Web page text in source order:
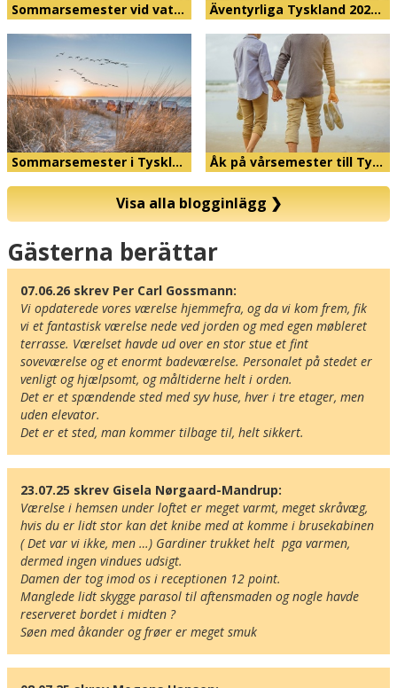
Sommarsemester vid vat… Äventyrliga Tyskland 202…
Sommarsemester i Tyskl… Åk på vårsemester till Ty…
Visa alla blogginlägg❯
Karta
Gästerna berättar
07.06.26 skrev Per Carl Gossmann:
Vi opdaterede vores værelse hjemmefra, og da vi kom frem, fik
vi et fantastisk værelse nede ved jorden og med egen møbleret
terrasse. Værelset havde ud over en stor stue et fint
soveværelse og et enormt badeværelse. Personalet på stedet er
venligt og hjælpsomt, og måltiderne helt i orden.
Det er et spændende sted med syv huse, hver i tre etager, men
uden elevator.
Det er et sted, man kommer tilbage til, helt sikkert.
23.07.25 skrev Gisela Nørgaard-Mandrup:
Værelse i hemsen under loftet er meget varmt, meget skråvæg,
hvis du er lidt stor kan det knibe med at komme i brusekabinen
( Det var vi ikke, men …) Gardiner trukket helt  pga varmen,
dermed ingen vindues udsigt.
Damen der tog imod os i receptionen 12 point.
Manglede lidt skygge parasol til aftensmaden og nogle havde
reserveret bordet i midten ?
Søen med åkander og frøer er meget smuk